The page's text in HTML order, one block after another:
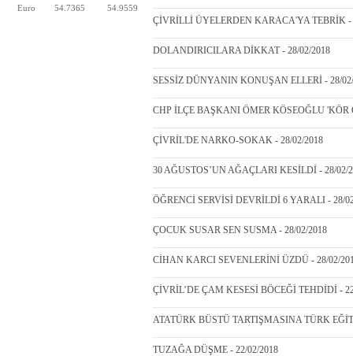
Euro
54.7365 54.9559
ÇİVRİLLİ ÜYELERDEN KARACA'YA TEBRİK -
DOLANDIRICILARA DİKKAT - 28/02/2018
SESSİZ DÜNYANIN KONUŞAN ELLERİ - 28/
CHP İLÇE BAŞKANI ÖMER KÖSEOĞLU 'KÖR
ÇİVRİL'DE NARKO-SOKAK - 28/02/2018
30 AĞUSTOS’UN AĞAÇLARI KESİLDİ - 28/02/
ÖĞRENCİ SERVİSİ DEVRİLDİ 6 YARALI - 28/
ÇOCUK SUSAR SEN SUSMA - 28/02/2018
CİHAN KARCI SEVENLERİNİ ÜZDÜ - 28/02/
ÇİVRİL’DE ÇAM KESESİ BÖCEĞİ TEHDİDİ -
ATATÜRK BÜSTÜ TARTIŞMASINA TÜRK
TUZAĞA DÜŞME - 22/02/2018